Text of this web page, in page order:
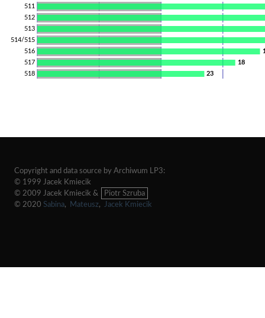
511
512
513
514/515
516
18
517
23
518
Copyright and data source by Archiwum LP3:
© 1999 Jacek Kmiecik
© 2009 Jacek Kmiecik &
Piotr Szruba
© 2020 Sabina, Mateusz, Jacek Kmiecik